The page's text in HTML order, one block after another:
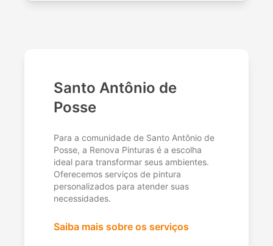
Santo Antônio de
Posse
Para a comunidade de Santo Antônio de
Posse, a Renova Pinturas é a escolha
ideal para transformar seus ambientes.
Oferecemos serviços de pintura
personalizados para atender suas
necessidades.
Saiba mais sobre os serviços